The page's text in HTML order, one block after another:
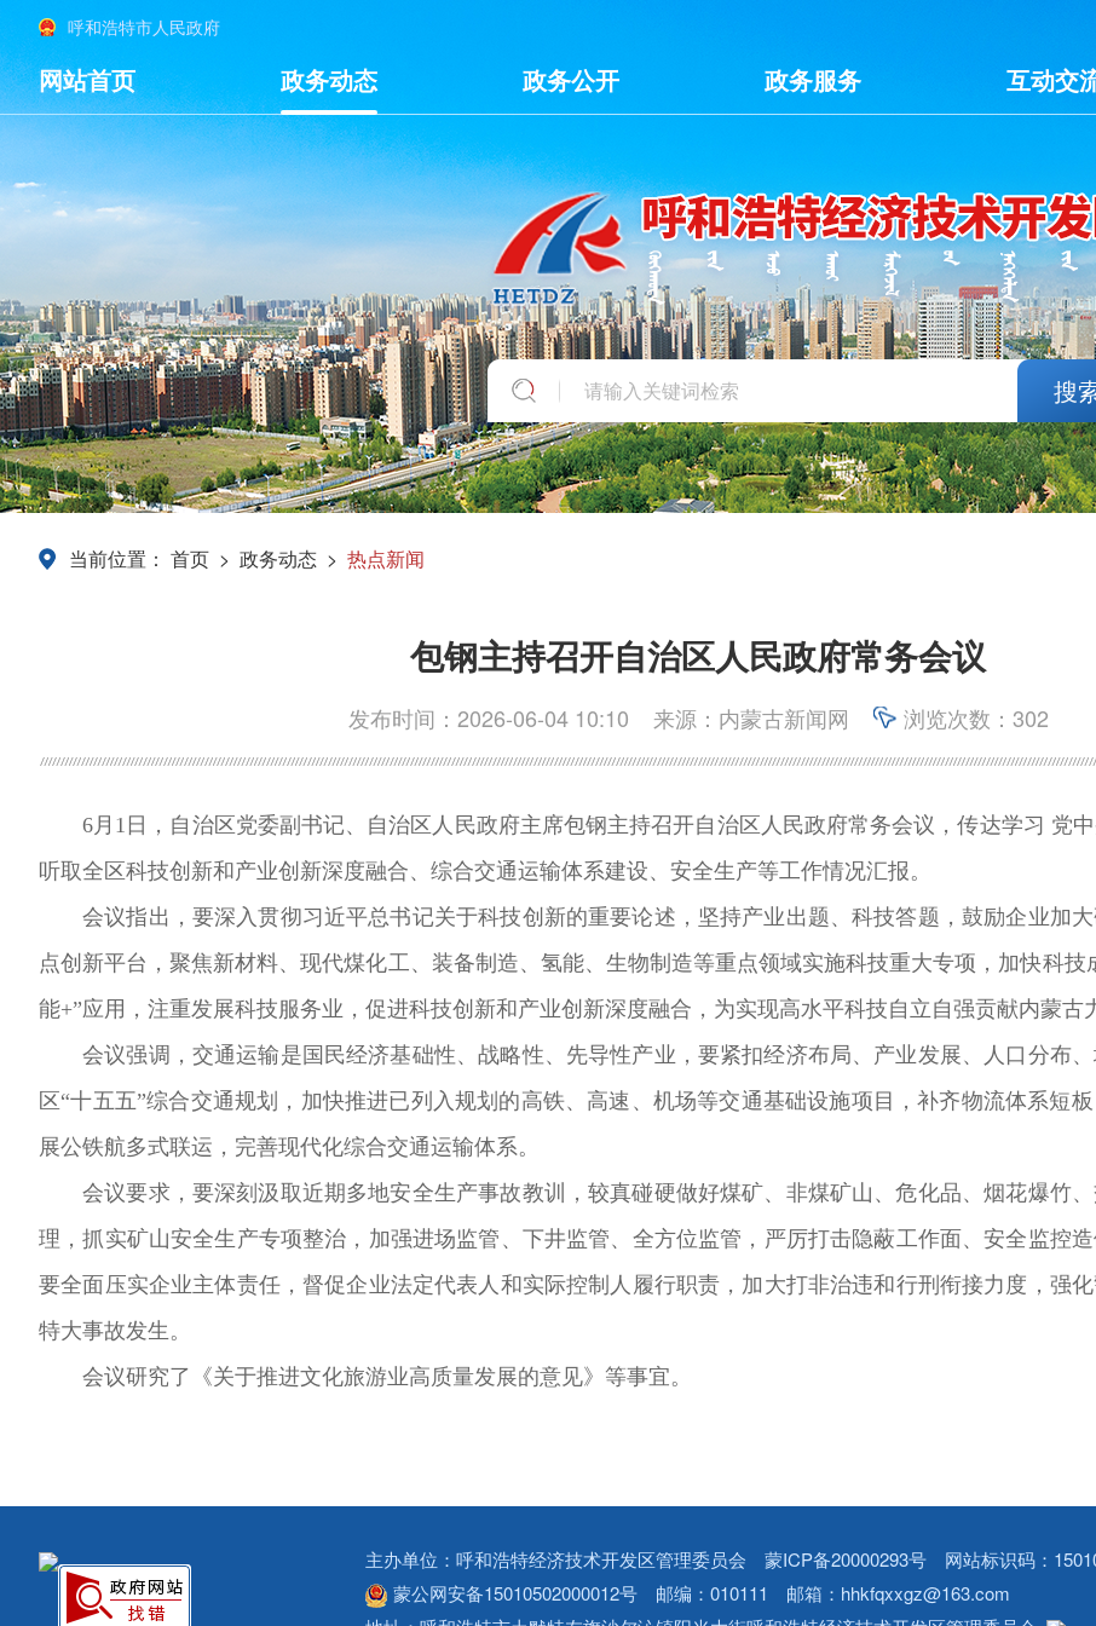
呼和浩特市人民政府
网站首页 政务动态 政务公开 政务服务 互动交
搜
当前位置： 首页 > 政务动态 > 热点新闻
包钢主持召开自治区人民政府常务会议
发布时间：2026-06-04 10:10 来源：内蒙古新闻网 浏览次数：302
6月1日，自治区党委副书记、自治区人民政府主席包钢主持召开自治区人民政府常务会议，传达学习 党
听取全区科技创新和产业创新深度融合、综合交通运输体系建设、安全生产等工作情况汇报。
会议指出，要深入贯彻习近平总书记关于科技创新的重要论述，坚持产业出题、科技答题，鼓励企业加
点创新平台，聚焦新材料、现代煤化工、装备制造、氢能、生物制造等重点领域实施科技重大专项，加快科技
能+”应用，注重发展科技服务业，促进科技创新和产业创新深度融合，为实现高水平科技自立自强贡献内蒙古
会议强调，交通运输是国民经济基础性、战略性、先导性产业，要紧扣经济布局、产业发展、人口分布
区“十五五”综合交通规划，加快推进已列入规划的高铁、高速、机场等交通基础设施项目，补齐物流体系短
展公铁航多式联运，完善现代化综合交通运输体系。
会议要求，要深刻汲取近期多地安全生产事故教训，较真碰硬做好煤矿、非煤矿山、危化品、烟花爆竹
理，抓实矿山安全生产专项整治，加强进场监管、下井监管、全方位监管，严厉打击隐蔽工作面、安全监控造
要全面压实企业主体责任，督促企业法定代表人和实际控制人履行职责，加大打非治违和行刑衔接力度，强
特大事故发生。
会议研究了《关于推进文化旅游业高质量发展的意见》等事宜。
主办单位：呼和浩特经济技术开发区管理委员会 蒙ICP备20000293号 网站标识码：
蒙公网安备15010502000012号 邮编：010111 邮箱：hhkfqxxgz@163.com